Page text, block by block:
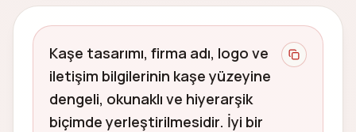
Kaşe tasarımı, firma adı, logo ve
iletişim bilgilerinin kaşe yüzeyine
dengeli, okunaklı ve hiyerarşik
biçimde yerleştirilmesidir. İyi bir